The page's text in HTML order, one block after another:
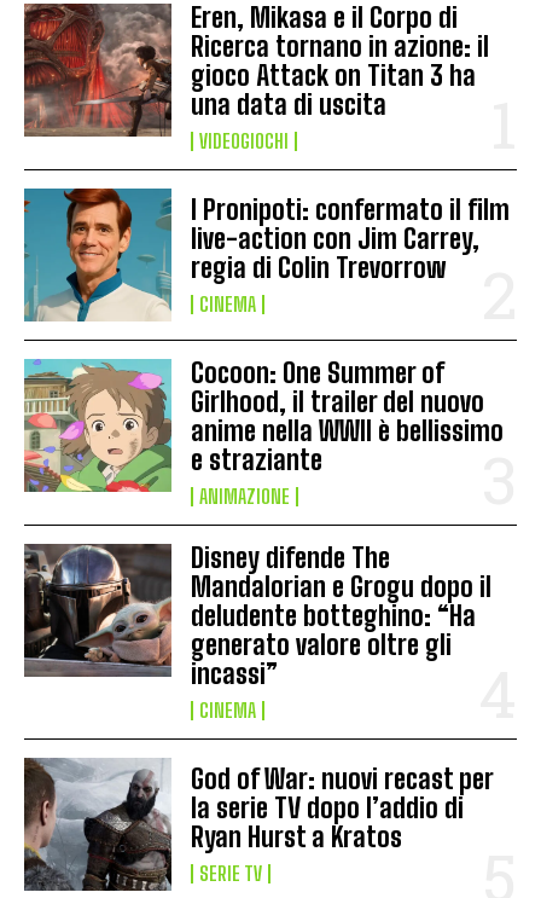
Eren, Mikasa e il Corpo di
Ricerca tornano in azione: il
gioco Attack on Titan 3 ha
una data di uscita
VIDEOGIOCHI
I Pronipoti: confermato il film
live-action con Jim Carrey,
regia di Colin Trevorrow
CINEMA
Cocoon: One Summer of
Girlhood, il trailer del nuovo
anime nella WWII è bellissimo
e straziante
ANIMAZIONE
Disney difende The
Mandalorian e Grogu dopo il
deludente botteghino: “Ha
generato valore oltre gli
incassi”
CINEMA
God of War: nuovi recast per
la serie TV dopo l’addio di
Ryan Hurst a Kratos
SERIE TV